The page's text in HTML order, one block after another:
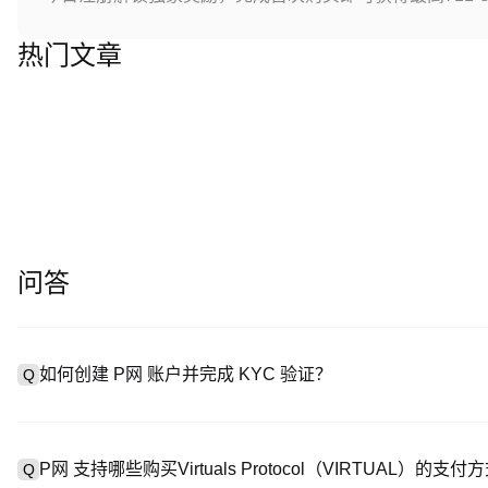
热门文章
问答
Q 如何创建 P网 账户并完成 KYC 验证？
Q P网 支持哪些购买Virtuals Protocol（VIRTUAL）的支付方